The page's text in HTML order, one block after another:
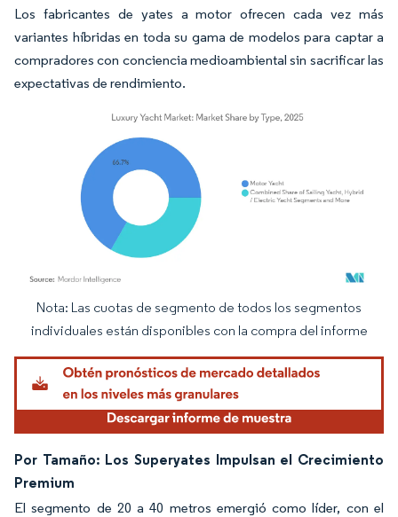
Los fabricantes de yates a motor ofrecen cada vez más
variantes híbridas en toda su gama de modelos para captar a
compradores con conciencia medioambiental sin sacrificar las
expectativas de rendimiento.
Imagen © Mordor Intelligence. El uso requiere atribución según CC BY 4.0.
Nota: Las cuotas de segmento de todos los segmentos
individuales están disponibles con la compra del informe
Por Tamaño: Los Superyates Impulsan el Crecimiento
Premium
El segmento de 20 a 40 metros emergió como líder, con el